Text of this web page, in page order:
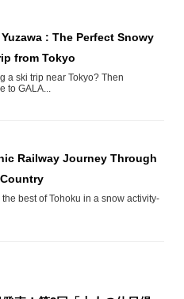
: The Perfect Snowy
from Tokyo
a ski trip near Tokyo? Then
to GALA...
Railway Journey Through
the best of Tohoku in a snow activity-